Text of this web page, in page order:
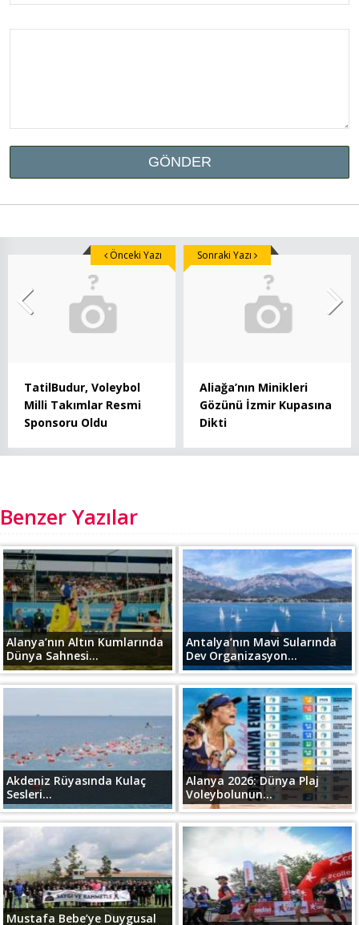
TatilBudur, Voleybol
Milli Takımlar Resmi
Sponsoru Oldu
Önceki Yazı
Aliağa’nın Minikleri
Gözünü İzmir Kupasına
Dikti
Sonraki Yazı
Benzer Yazılar
Alanya’nın Altın Kumlarında
Dünya Sahnesi...
Antalya’nın Mavi Sularında
Dev Organizasyon...
Akdeniz Rüyasında Kulaç
Sesleri...
Alanya 2026: Dünya Plaj
Voleybolunun...
Mustafa Bebe’ye Duygusal